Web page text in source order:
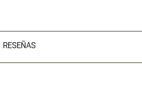
RESEÑAS